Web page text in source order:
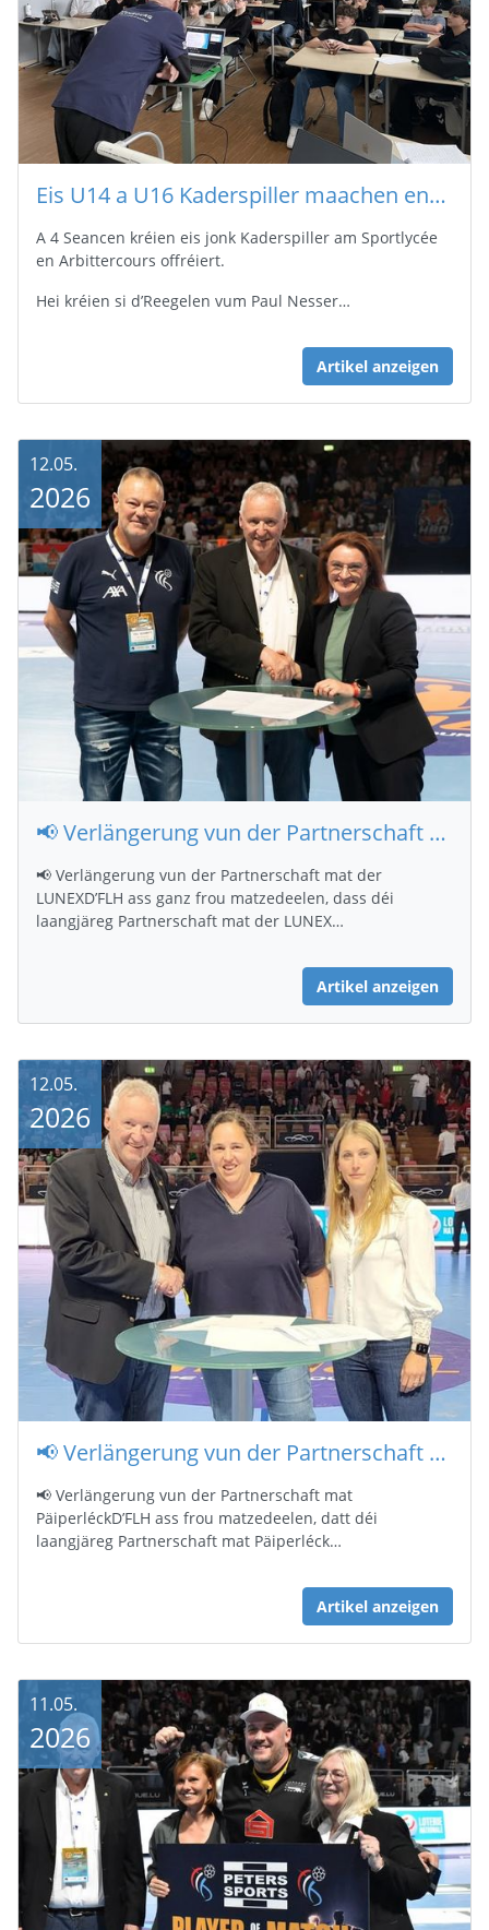
Eis U14 a U16 Kaderspiller maachen eng Arbitterformatioun
A 4 Seancen kréien eis jonk Kaderspiller am Sportlycée
en Arbittercours offréiert.
Hei kréien si d’Reegelen vum Paul Nesser…
Artikel anzeigen
📢 Verlängerung vun der Partnerschaft mat der LUNEX
📢 Verlängerung vun der Partnerschaft mat der
LUNEXD’FLH ass ganz frou matzedeelen, dass déi
laangjäreg Partnerschaft mat der LUNEX…
Artikel anzeigen
12.05.
2026
📢 Verlängerung vun der Partnerschaft mat Päiperléck
📢 Verlängerung vun der Partnerschaft mat
PäiperléckD’FLH ass frou matzedeelen, datt déi
laangjäreg Partnerschaft mat Päiperléck…
Artikel anzeigen
12.05.
2026
11.05.
2026